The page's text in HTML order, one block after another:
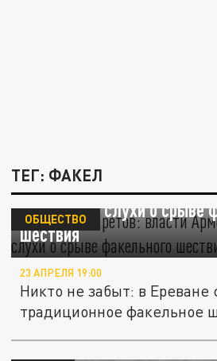
ТЕГ: ФАКЕЛ
Никаких запретов: власти
опровергли слухи о срыве
шествия
ОБЩЕСТВО
23 АПРЕЛЯ 19:00
Никто не забыт: в Ереване
традиционное факельное